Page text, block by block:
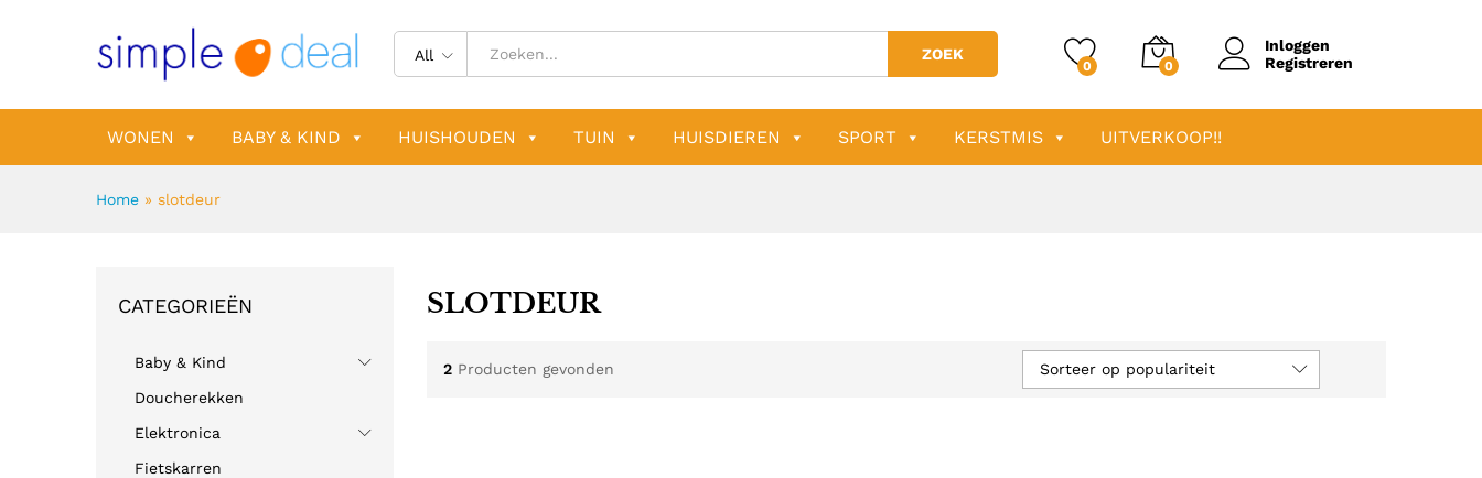
All ZOEK
0 0
Inloggen
Registreren
WONEN BABY & KIND HUISHOUDEN TUIN HUISDIEREN SPORT KERSTMIS UITVERKOOP!!
Home » slotdeur
SLOTDEUR
2 Producten gevonden Sorteer op populariteit
CATEGORIEËN
Baby & Kind
Doucherekken
Elektronica
Fietskarren